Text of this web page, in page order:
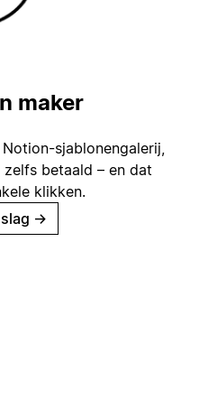
maker
sjablonengalerij,
betaald – en dat
klikken.
→